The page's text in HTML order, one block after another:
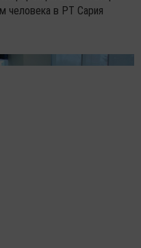
человека в РТ Сария